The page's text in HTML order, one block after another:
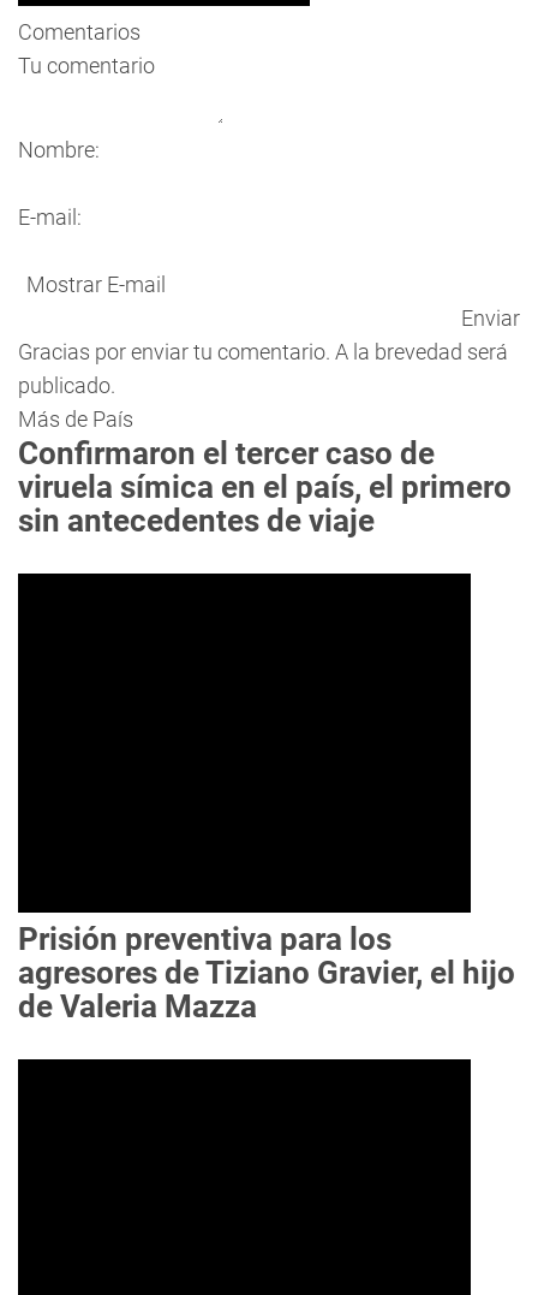
Comentarios
Tu comentario
Nombre:
E-mail:
Mostrar E-mail
Enviar
Gracias por enviar tu comentario. A la brevedad será
publicado.
Más de País
Confirmaron el tercer caso de
viruela símica en el país, el primero
sin antecedentes de viaje
Prisión preventiva para los
agresores de Tiziano Gravier, el hijo
de Valeria Mazza